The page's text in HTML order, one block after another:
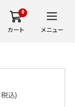
0
カート メニュー
込)